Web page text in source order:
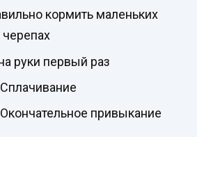
кормить маленьких
черепах
руки первый раз
привыкание